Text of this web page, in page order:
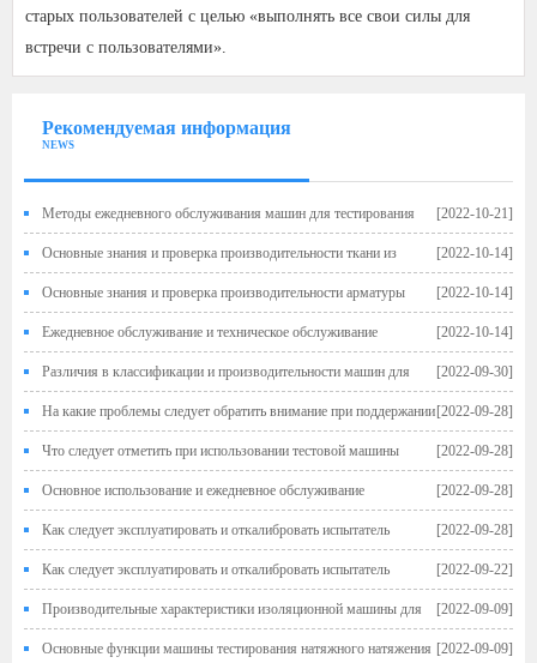
старых пользователей с целью «выполнять все свои силы для
встречи с пользователями».
Рекомендуемая информация
NEWS
[2022-10-21]
Методы ежедневного обслуживания машин для тестирования
усталости [2022-10-14]
Основные знания и проверка производительности ткани из
углеродного волокна [2022-10-14]
Основные знания и проверка производительности арматуры
[2022-10-14]
Ежедневное обслуживание и техническое обслуживание
электронных универсальных испытательных машин [2022-09-30]
Различия в классификации и производительности машин для
тестирования материалов [2022-09-28]
На какие проблемы следует обратить внимание при поддержании
гидравлической универсальной тестирующей машины? [2022-09-28]
Что следует отметить при использовании тестовой машины
повторяющейся изгиба для стальных стержней? [2022-09-28]
Основное использование и ежедневное обслуживание
пружинного тестера [2022-09-28]
Как следует эксплуатировать и откалибровать испытатель
давления [2022-09-22]
Как следует эксплуатировать и откалибровать испытатель
давления [2022-09-09]
Производительные характеристики изоляционной машины для
испытаний на растяжение [2022-09-09]
Основные функции машины тестирования натяжного натяжения